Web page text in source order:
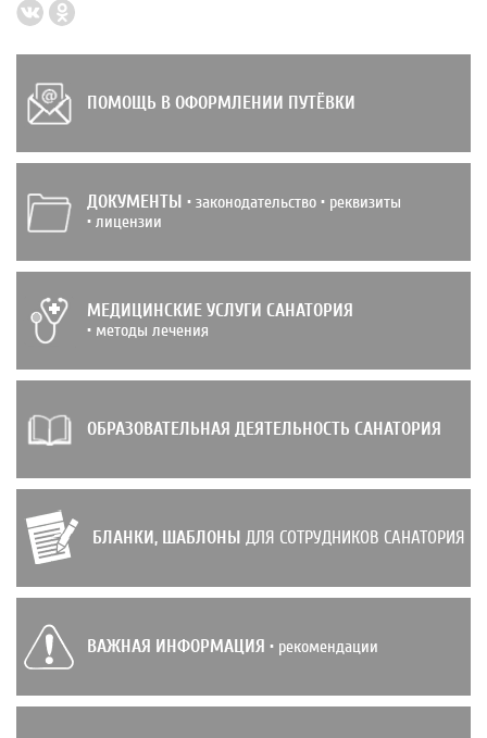
ПОМОЩЬ В ОФОРМЛЕНИИ ПУТЁВКИ
ДОКУМЕНТЫ • законодательство • реквизиты
• лицензии
МЕДИЦИНСКИЕ УСЛУГИ САНАТОРИЯ
• методы лечения
ОБРАЗОВАТЕЛЬНАЯ ДЕЯТЕЛЬНОСТЬ САНАТОРИЯ
БЛАНКИ, ШАБЛОНЫ ДЛЯ СОТРУДНИКОВ САНАТОРИЯ
ВАЖНАЯ ИНФОРМАЦИЯ • рекомендации